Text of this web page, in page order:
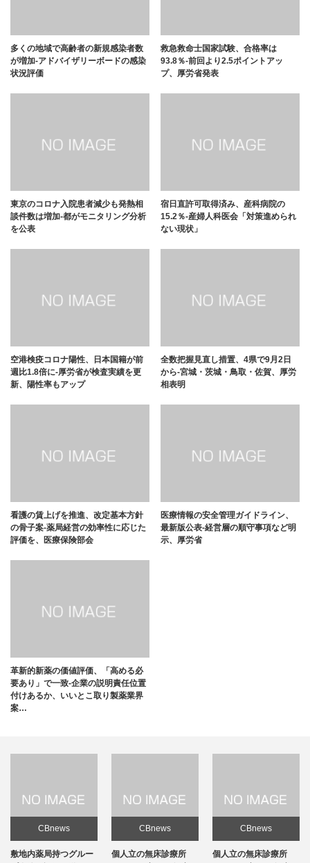
多くの地域で高齢者の新規感染者数
が増加-アドバイザリーボードの感染
状況評価
救急救命士国家試験、合格率は
93.8％-前回より2.5ポイントアッ
プ、厚労省発表
東京のコロナ入院患者減少も発熱相
談件数は増加-都がモニタリング分析
を公表
宿日直許可取得済み、産科病院の
15.2％-産婦人科医会「対策進められ
ない現状」
空港検疫コロナ陽性、日本国籍が前
週比1.8倍に-厚労省が検査実績を更
新、陽性率もアップ
全数把握見直し措置、4県で9月2日
から-宮城・茨城・鳥取・佐賀、厚労
相表明
看護の賃上げを推進、改定基本方針
の骨子案-薬局経営の効率性に応じた
評価を、医療保険部会
医療情報の安全管理ガイドライン、
最新版公表-経営層の順守事項など明
示、厚労省
革新的新薬の価値評価、「高める必
要あり」で一致-企業の説明責任位置
付けあるか、いいとこ取り製薬業界
案…
CBnews
敷地内薬局持つグルー
CBnews
個人立の無床診療所
CBnews
個人立の無床診療所